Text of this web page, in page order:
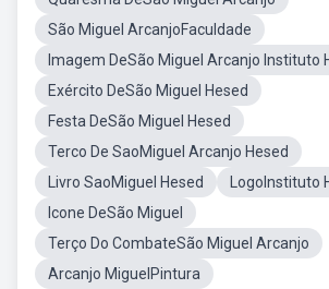
São Miguel ArcanjoFaculdade
Imagem DeSão Miguel Arcanjo Instituto
Exército DeSão Miguel Hesed
Festa DeSão Miguel Hesed
Terco De SaoMiguel Arcanjo Hesed
Livro SaoMiguel Hesed
LogoInstituto
Icone DeSão Miguel
Terço Do CombateSão Miguel Arcanjo
Arcanjo MiguelPintura